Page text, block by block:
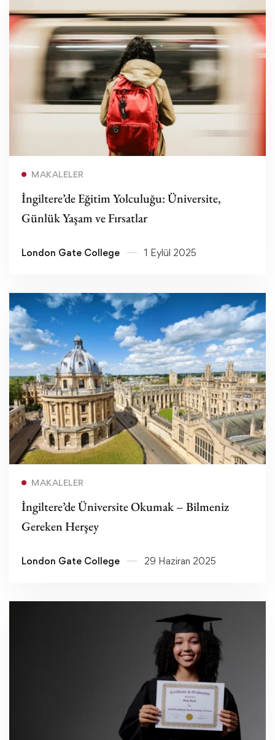
MAKALELER
İngiltere’de Eğitim Yolculuğu: Üniversite,
Günlük Yaşam ve Fırsatlar
London Gate College 1 Eylül 2025
MAKALELER
İngiltere’de Üniversite Okumak – Bilmeniz
Gereken Herşey
London Gate College 29 Haziran 2025